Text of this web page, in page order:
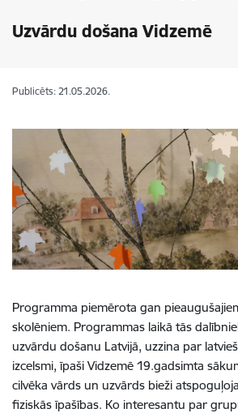
Uzvārdu došana Vidzemē
Publicēts: 21.05.2026.
Programma piemērota gan
skolēniem. Programmas laikā tās
uzvārdu došanu Latvijā, uzzina par
izcelsmi, īpaši Vidzemē 19.gadsimta
cilvēka vārds un uzvārds bieži
fiziskās īpašības. Ko interesantu par